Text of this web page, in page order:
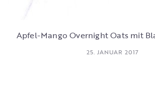
Apfel-Mango Overnight Oats mit
25. JANUAR 2017